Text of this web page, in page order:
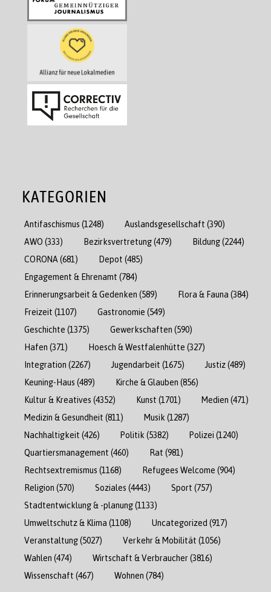
KATEGORIEN
Antifaschismus (1248) Auslandsgesellschaft (390)
AWO (333) Bezirksvertretung(479) Bildung(2244)
CORONA (681) Depot (485)
Engagement & Ehrenamt (784)
Erinnerungsarbeit & Gedenken (589) Flora & Fauna (384)
Freizeit (1107) Gastronomie (549)
Geschichte (1375) Gewerkschaften (590)
Hafen (371) Hoesch & Westfalenhütte (327)
Integration (2267) Jugendarbeit (1675) Justiz(489)
Keuning-Haus (489) Kirche & Glauben (856)
Kultur & Kreatives (4352) Kunst (1701) Medien (471)
Medizin & Gesundheit (811) Musik (1287)
Nachhaltigkeit (426) Politik (5382) Polizei (1240)
Quartiersmanagement (460) Rat (981)
Rechtsextremismus (1168) Refugees Welcome (904)
Religion (570) Soziales (4443) Sport (757)
Stadtentwicklung & -planung(1133)
Umweltschutz & Klima (1108) Uncategorized (917)
Veranstaltung(5027) Verkehr & Mobilität (1056)
Wahlen (474) Wirtschaft & Verbraucher(3816)
Wissenschaft (467) Wohnen (784)